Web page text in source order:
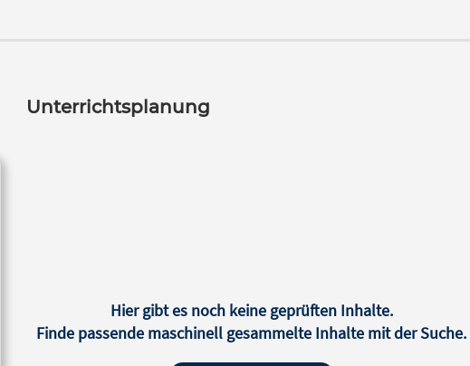
Unterrichtsplanung
Hier gibt es noch keine geprüften Inhalte.
Finde passende maschinell gesammelte Inhalte mit der Suche.